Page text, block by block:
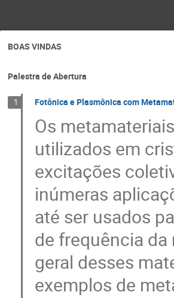
BOAS VINDAS
Palestra de Abertura
1 Fotônica e Plasmônica com
Os
utilizados em
excitações
inúmeras
até ser usados
de frequência
geral desses
exemplos de